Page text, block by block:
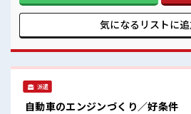
#ryo
に合わせた通勤方法を選べます
ブランクのある方も大歓迎！ こ
ましょう★ ■職場の雰囲気 20代・30代の方カツヤク中★ 休
ます◎ さらに食堂もあります！
るのでらくちん♪ お昼ご飯に困
気になるリストに
派遣
自動車のエンジンづくり／好条件